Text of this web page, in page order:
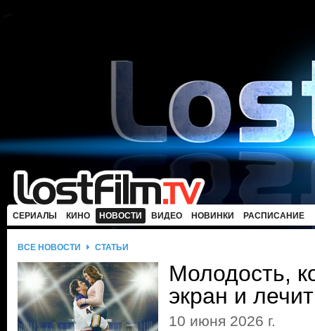
СЕРИАЛЫ КИНО НОВОСТИ ВИДЕО НОВИНКИ РАСПИСАНИЕ
ВСЕ НОВОСТИ СТАТЬИ
Молодость,
экран и
10 июня 2026 г.